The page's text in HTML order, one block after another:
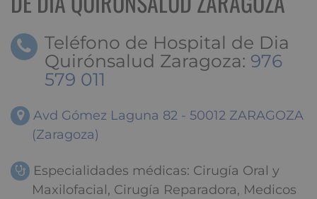
Teléfono de Hospital de Dia
Quirónsalud Zaragoza: 976
579 011
Avd Gómez Laguna 82 - 50012 ZARAGOZA
(Zaragoza)
Especialidades médicas: Cirugía Oral y
Maxilofacial, Cirugía Reparadora, Medicos